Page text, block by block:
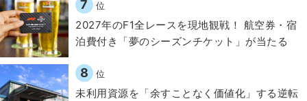
7 位
2027年のF1全レースを現地観戦！ 航空券・宿
泊費付き「夢のシーズンチケット」が当たる
8 位
​​未利用資源を「余すことなく価値化」する逆転